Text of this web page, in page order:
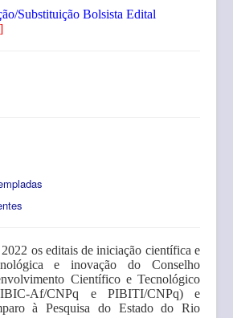
Substituição Bolsista Edital
os editais de iniciação científica e
e inovação do Conselho
Científico e Tecnológico
Af/CNPq e PIBITI/CNPq) e
à Pesquisa do Estado do Rio